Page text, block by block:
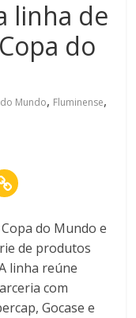
linha de
do
Mundo, Fluminense,
do Mundo e
de produtos
linha reúne
com
Gocase e